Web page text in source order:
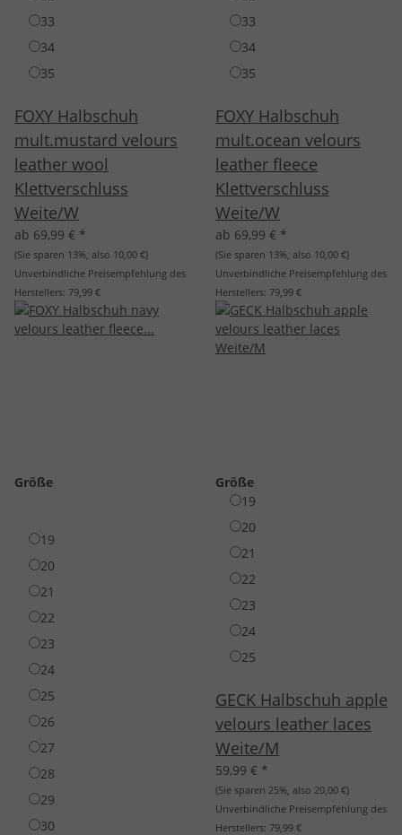
33
34
35
FOXY Halbschuh
mult.mustard velours
leather wool
Klettverschluss
Weite/W
ab 69,99 € *
(Sie sparen 13%, also 10,00 €)
Unverbindliche Preisempfehlung des
Herstellers: 79,99 €
33
34
35
FOXY Halbschuh
mult.ocean velours
leather fleece
Klettverschluss
Weite/W
ab 69,99 € *
(Sie sparen 13%, also 10,00 €)
Unverbindliche Preisempfehlung des
Herstellers: 79,99 €
Größe
19
20
21
22
23
24
25
26
27
28
29
30
Größe
19
20
21
22
23
24
25
GECK Halbschuh apple
velours leather laces
Weite/M
59,99 € *
(Sie sparen 25%, also 20,00 €)
Unverbindliche Preisempfehlung des
Herstellers: 79,99 €